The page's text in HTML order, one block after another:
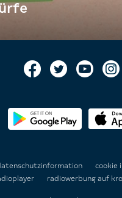
cookie
radiowerbung auf